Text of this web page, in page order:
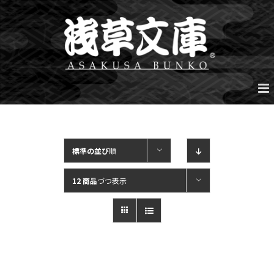
Skip
to
content
標準の並び順
12 商品づつ表示